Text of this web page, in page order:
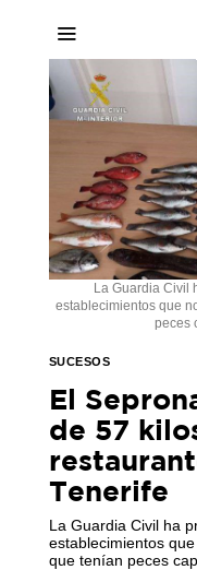
La Guardia Civil
establecimientos que
peces
SUCESOS
El
de 57
Tenerife
La Guardia Civil ha
establecimientos
que tenían peces